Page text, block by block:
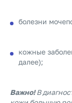
болезни
кожные
далее);
Важно!В